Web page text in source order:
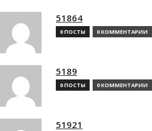
51864
0 ПОСТЫ 0 КОММЕНТАРИИ
5189
0 ПОСТЫ 0 КОММЕНТАРИИ
51921